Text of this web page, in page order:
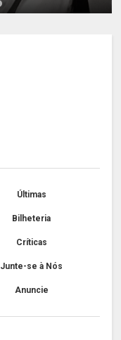
Últimas
Bilheteria
Críticas
Junte-se à Nós
Anuncie